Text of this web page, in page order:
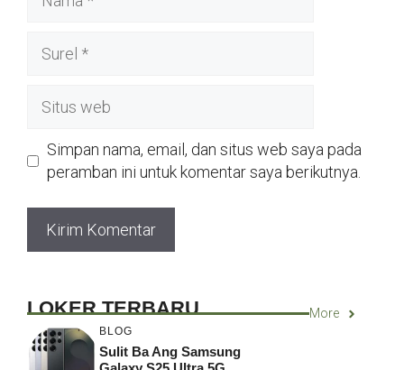
web
Simpan nama, email, dan situs web saya pada
peramban ini untuk komentar saya berikutnya.
LOKER TERBARU More
BLOG
Sulit Ba Ang Samsung